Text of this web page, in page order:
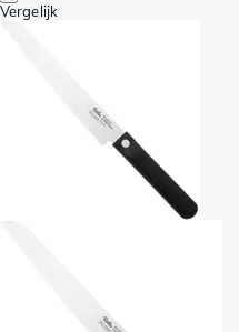
Vergelijk